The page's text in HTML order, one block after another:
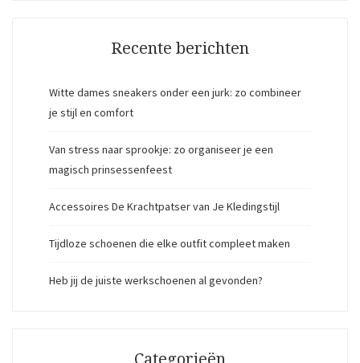
Recente berichten
Witte dames sneakers onder een jurk: zo combineer
je stijl en comfort
Van stress naar sprookje: zo organiseer je een
magisch prinsessenfeest
Accessoires De Krachtpatser van Je Kledingstijl
Tijdloze schoenen die elke outfit compleet maken
Heb jij de juiste werkschoenen al gevonden?